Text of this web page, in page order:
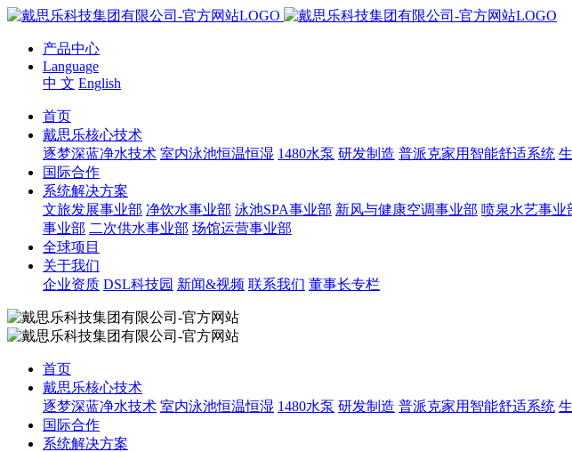
产品中心
Language
中 文 English
首页
戴思乐核心技术
逐梦深蓝净水技术 室内泳池恒温恒湿 1480水泵 研发制造 普派克家用智能舒适系统
国际合作
系统解决方案
文旅发展事业部 净饮水事业部 泳池SPA事业部 新风与健康空调事业部 喷泉水艺事业
事业部 二次供水事业部 场馆运营事业部
全球项目
关于我们
企业资质 DSL科技园 新闻&视频 联系我们 董事长专栏
首页
戴思乐核心技术
逐梦深蓝净水技术 室内泳池恒温恒湿 1480水泵 研发制造 普派克家用智能舒适系统
国际合作
系统解决方案